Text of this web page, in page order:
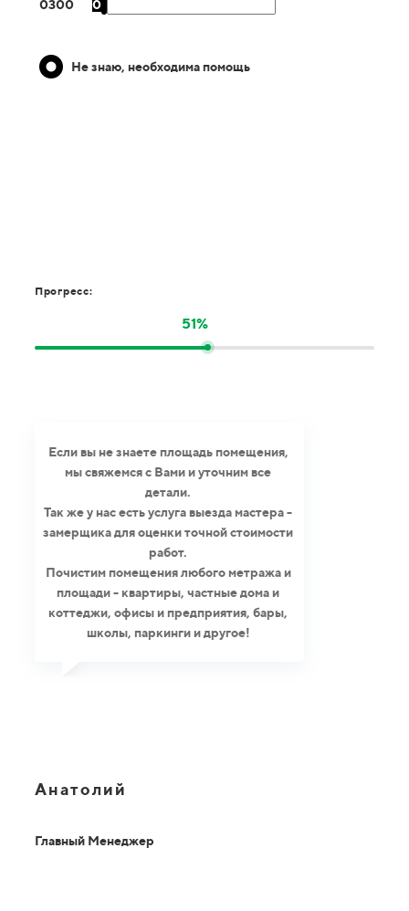
0300 0
Не знаю, необходима помощь
Прогресс:
51%
Если вы не знаете площадь помещения,
мы свяжемся с Вами и уточним все
детали.
Так же у нас есть услуга выезда мастера -
замерщика для оценки точной стоимости
работ.
Почистим помещения любого метража и
площади - квартиры, частные дома и
коттеджи, офисы и предприятия, бары,
школы, паркинги и другое!
Анатолий
Главный Менеджер